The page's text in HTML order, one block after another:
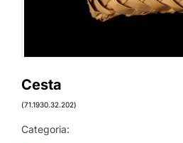
Cesta
(71.1930.32.202)
Categoria: